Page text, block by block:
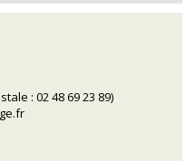
: 02 48 69 23 89)